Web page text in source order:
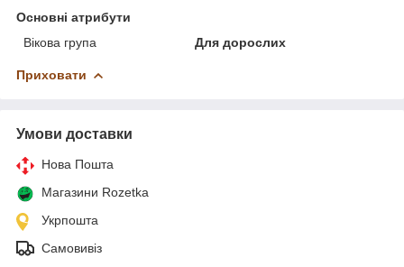
Основні атрибути
Вікова група
Для дорослих
Приховати
Умови доставки
Нова Пошта
Магазини Rozetka
Укрпошта
Самовивіз